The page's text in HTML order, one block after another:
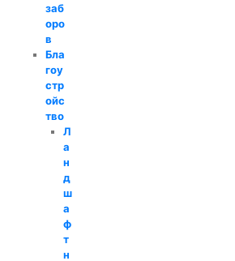
заб
оро
в
Бла
гоу
стр
ойс
тво
Л
а
н
д
ш
а
ф
т
н